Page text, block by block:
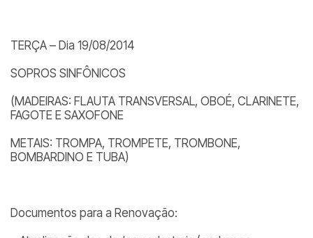
TERÇA – Dia 19/08/2014
SOPROS SINFÔNICOS
(MADEIRAS: FLAUTA TRANSVERSAL, OBOÉ, CLARINETE,
FAGOTE E SAXOFONE
METAIS: TROMPA, TROMPETE, TROMBONE,
BOMBARDINO E TUBA)
Documentos para a Renovação: